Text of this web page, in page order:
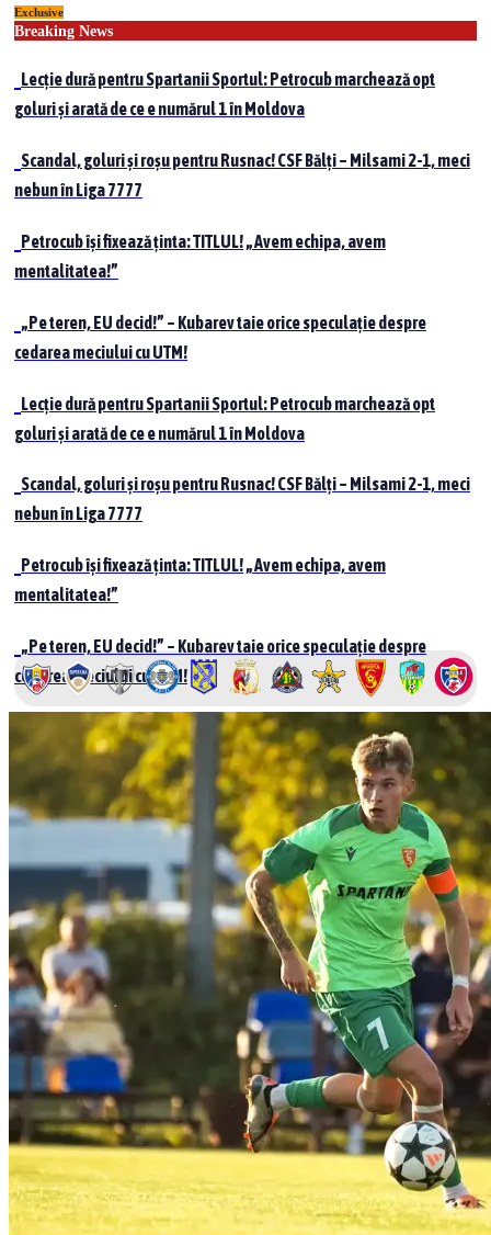
Skip
to
Exclusive
Breaking News
Lecție dură pentru Spartanii Sportul: Petrocub marchează opt
goluri și arată de ce e numărul 1 în Moldova
Scandal, goluri și roșu pentru Rusnac! CSF Bălți – Milsami 2-1, meci
nebun în Liga 7777
Petrocub își fixează ținta: TITLUL! „Avem echipa, avem
mentalitatea!”
„Pe teren, EU decid!” – Kubarev taie orice speculație despre
cedarea meciului cu UTM!
Lecție dură pentru Spartanii Sportul: Petrocub marchează opt
goluri și arată de ce e numărul 1 în Moldova
Scandal, goluri și roșu pentru Rusnac! CSF Bălți – Milsami 2-1, meci
nebun în Liga 7777
Petrocub își fixează ținta: TITLUL! „Avem echipa, avem
mentalitatea!”
„Pe teren, EU decid!” – Kubarev taie orice speculație despre
cedarea meciului cu UTM!